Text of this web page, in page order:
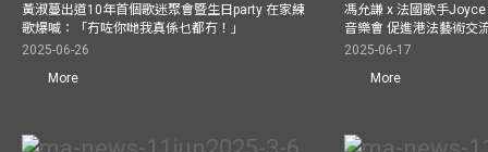
黃淑蔓出道10年首個歌迷聚會暨生日party 在家練
歌爆喊：「冇咗你哋我真係乜都冇！」
2025-06-26
More
馮允謙 x 法國歌手
音樂會 促進港法藝術交
2025-06-17
More